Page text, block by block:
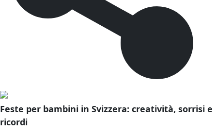
Feste per bambini in Svizzera: creatività, sorrisi e
ricordi